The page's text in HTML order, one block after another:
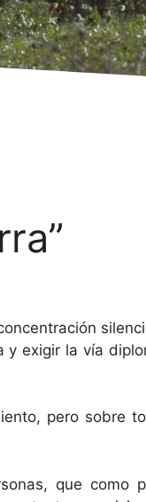
exigir la vía
pero sobre
que como